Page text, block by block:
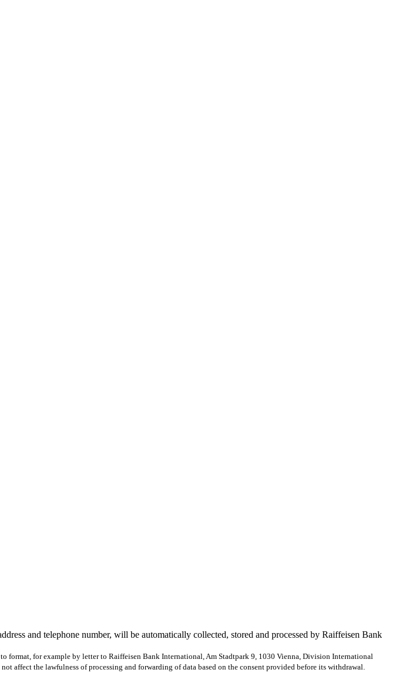
and telephone number, will be automatically collected, stored and processed by Raiffeisen Bank
format, for example by letter to Raiffeisen Bank International, Am Stadtpark 9, 1030 Vienna, Division International
affect the lawfulness of processing and forwarding of data based on the consent provided before its withdrawal.